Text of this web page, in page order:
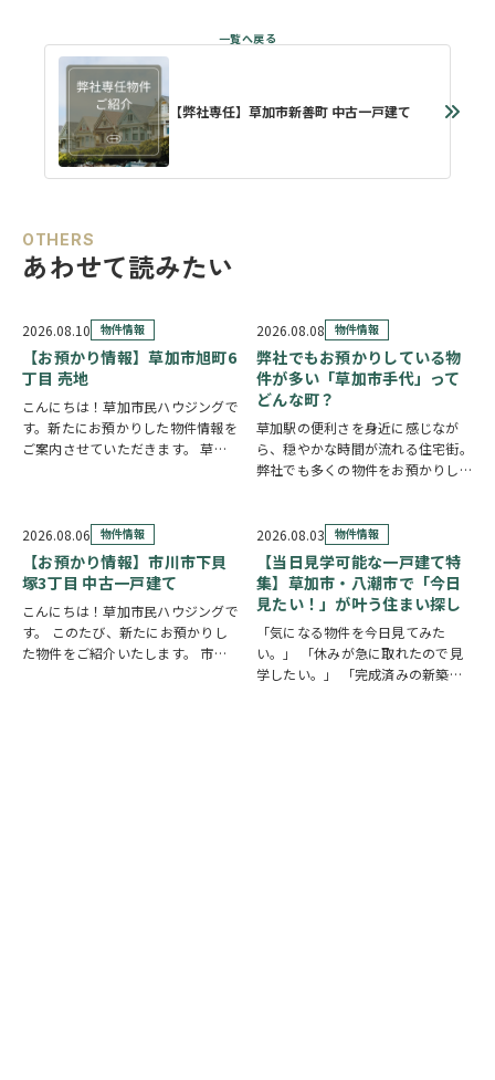
【弊社専任】草加市新善町 中古一戸建て
OTHERS
あわせて読みたい
2026.08.10 物件情報
【お預かり情報】草加市旭町6
丁目 売地
こんにちは！草加市民ハウジングで
す。新たにお預かりした物件情報を
ご案内させていただきます。 草加
利用可能な立地。52坪超の広々と
した整形地…
2026.08.08 物件情報
弊社でもお預かりしている物
件が多い「草加市手代」って
どんな町？
草加駅の便利さを身近に感じなが
ら、穏やかな時間が流れる住宅街。
弊社でも多くの物件をお預かりして
10分圏内の便利な立地 手代は東武
スカイツリーライン「草加駅」が生
活圏です。北千…
2026.08.06 物件情報
【お預かり情報】市川市下貝
塚3丁目 中古一戸建て
こんにちは！草加市民ハウジングで
す。 このたび、新たにお預かりし
た物件をご紹介いたします。 市川
2026.08.03 物件情報
【当日見学可能な一戸建て特
集】草加市・八潮市で「今日
見たい！」が叶う住まい探し
「気になる物件を今日見てみた
い。」 「休みが急に取れたので見
学したい。」 「完成済みの新築を